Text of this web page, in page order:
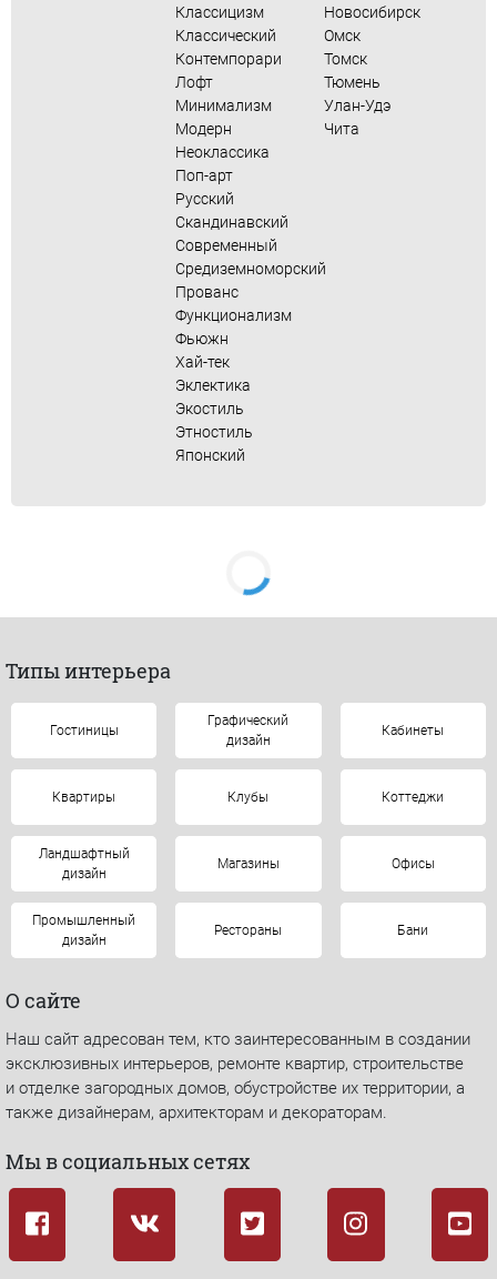
Классицизм
Классический
Контемпорари
Лофт
Минимализм
Модерн
Неоклассика
Поп-арт
Русский
Скандинавский
Современный
Средиземноморский
Прованс
Функционализм
Фьюжн
Хай-тек
Эклектика
Экостиль
Этностиль
Японский
Новосибирск
Омск
Томск
Тюмень
Улан-Удэ
Чита
Типы интерьера
Гостиницы
Графический
дизайн
Кабинеты
Квартиры Клубы Коттеджи
Ландшафтный
дизайн
Магазины Офисы
Промышленный
дизайн
Рестораны Бани
О сайте
Наш сайт адресован тем, кто заинтересованным в создании
эксклюзивных интерьеров, ремонте квартир, строительстве
и отделке загородных домов, обустройстве их территории, а
также дизайнерам, архитекторам и декораторам.
Мы в социальных сетях